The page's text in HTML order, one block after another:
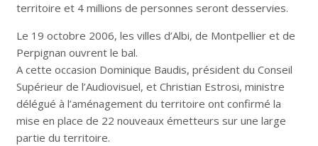
territoire et 4 millions de personnes seront desservies.
Le 19 octobre 2006, les villes d’Albi, de Montpellier et de
Perpignan ouvrent le bal.
A cette occasion Dominique Baudis, président du Conseil
Supérieur de l’Audiovisuel, et Christian Estrosi, ministre
délégué à l’aménagement du territoire ont confirmé la
mise en place de 22 nouveaux émetteurs sur une large
partie du territoire.